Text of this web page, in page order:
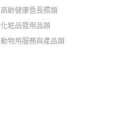
高齡健康暨長照類
化粧品暨用品類
動物用服務與產品類